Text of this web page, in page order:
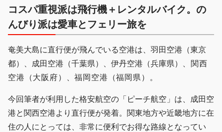
コスパ重視派は飛行機＋レンタルバイク。の
んびり派は愛車とフェリー旅を
奄美大島に直行便が飛んでいる空港は、羽田空港（東京
都）、成田空港（千葉県）、伊丹空港（兵庫県）
、関西
空港（大阪府）、福岡空港（福岡県）。
今回筆者が利用した格安航空の「ピーチ航空」は、成田空
港と関西空港より直行便が発着。関東地方や近畿地方に在
住の人にとっては、非常に便利でお得な路線となってい